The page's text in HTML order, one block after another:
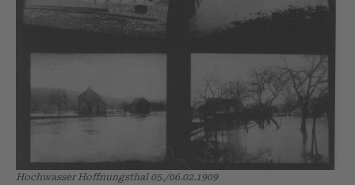
Hochwasser Hoffnungsthal 05./06.02.1909